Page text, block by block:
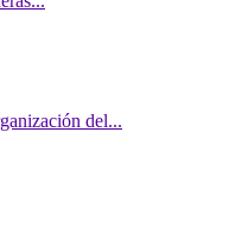
del...